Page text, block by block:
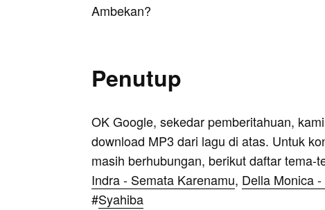
Ambekan?
Penutup
OK Google, sekedar pemberitahuan,
download MP3 dari lagu di atas. Untuk
masih berhubungan, berikut daftar tema-
Indra - Semata Karenamu, Della Monica
#Syahiba